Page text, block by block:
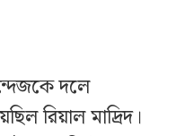
দলে
রিয়াল মাদ্রিদ।